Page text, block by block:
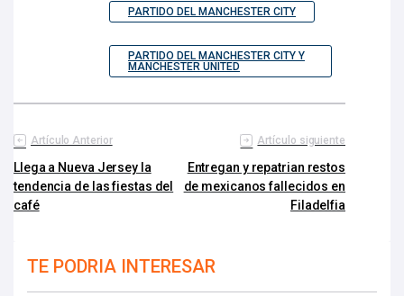
PARTIDO DEL MANCHESTER CITY
PARTIDO DEL MANCHESTER CITY Y
MANCHESTER UNITED
Artículo Anterior
Llega a Nueva Jersey la
tendencia de las fiestas del
café
Artículo siguiente
Entregan y repatrian restos
de mexicanos fallecidos en
Filadelfia
TE PODRIA INTERESAR